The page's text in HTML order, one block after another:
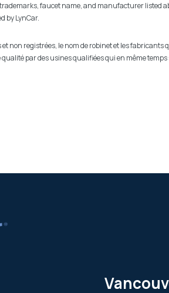
faucet name, and manufacturer listed
by LynCar.
non registrées, le nom de robinet et les
par des usines qualifiées qui en même